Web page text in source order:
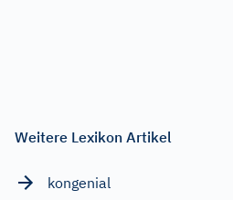
Weitere Lexikon Artikel
kongenial